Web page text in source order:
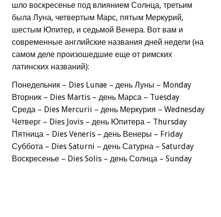
шло воскресенье под влиянием Солнца, третьим
была Луна, четвертым Марс, пятым Меркурий,
шестым Юпитер, и седьмой Венера. Вот вам и
современные английские названия дней недели (на
самом деле произошедшие еще от римских
латинских названий):
Понедельник – Dies Lunae – день Луны – Monday
Вторник – Dies Martis – день Марса – Tuesday
Среда – Dies Mercurii – день Меркурия – Wednesday
Четверг – Dies Jovis – день Юпитера – Thursday
Пятница – Dies Veneris – день Венеры – Friday
Суббота – Dies Saturni – день Сатурна – Saturday
Воскресенье – Dies Solis – день Солнца – Sunday